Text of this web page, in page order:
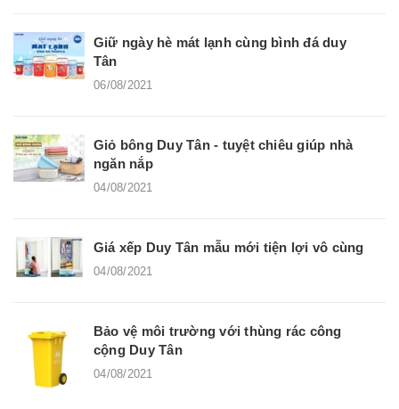
Giữ ngày hè mát lạnh cùng bình đá duy
Tân
06/08/2021
Giỏ bông Duy Tân - tuyệt chiêu giúp nhà
ngăn nắp
04/08/2021
Giá xếp Duy Tân mẫu mới tiện lợi vô cùng
04/08/2021
Bảo vệ môi trường với thùng rác công
cộng Duy Tân
04/08/2021